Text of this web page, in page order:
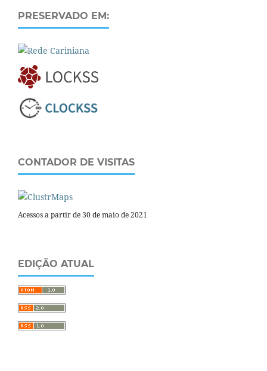
PRESERVADO EM:
CONTADOR DE VISITAS
Acessos a partir de 30 de maio de 2021
EDIÇÃO ATUAL